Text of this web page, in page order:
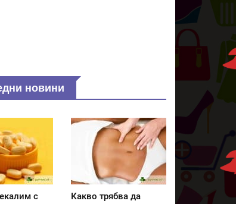
новини
с
Какво трябва да